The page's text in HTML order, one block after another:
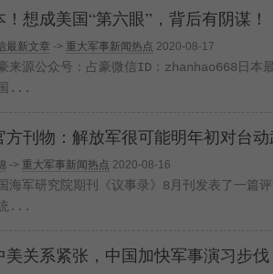
想成美国“第六眼”，背后有阴谋！
最新文章 -> 重大军事新闻热点 2020-08-17
来源公众号：占豪微信ID：zhanhao668日本
...
方刊物：解放军很可能明年初对台
-> 重大军事新闻热点 2020-08-16
海军研究院期刊《议事录》8月刊发表了一篇
统...
美关系紧张，中国加快军事演习步伐